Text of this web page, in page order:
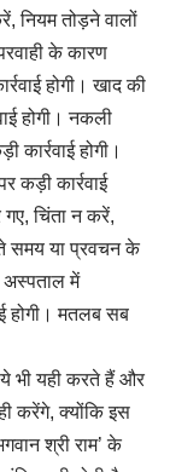
नियम तोड़ने वालों
के कारण
होगी। खाद की
होगी। नकली
कार्रवाई होगी।
कड़ी कार्रवाई
चिंता न करें,
समय या प्रवचन के
अस्पताल में
होगी। मतलब सब
भी यही करते हैं और
करेंगे, क्योंकि इस
श्री राम’ के